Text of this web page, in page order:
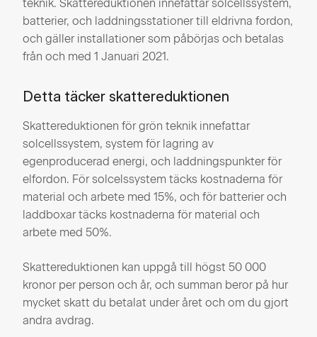
teknik. Skattereduktionen innefattar solcellssystem,
batterier, och laddningsstationer till eldrivna fordon,
och gäller installationer som påbörjas och betalas
från och med 1 Januari 2021.
Detta täcker skattereduktionen
Skattereduktionen för grön teknik innefattar
solcellssystem, system för lagring av
egenproducerad energi, och laddningspunkter för
elfordon. För solcelssystem täcks kostnaderna för
material och arbete med 15%, och för batterier och
laddboxar täcks kostnaderna för material och
arbete med 50%.
Skattereduktionen kan uppgå till högst 50 000
kronor per person och år, och summan beror på hur
mycket skatt du betalat under året och om du gjort
andra avdrag.